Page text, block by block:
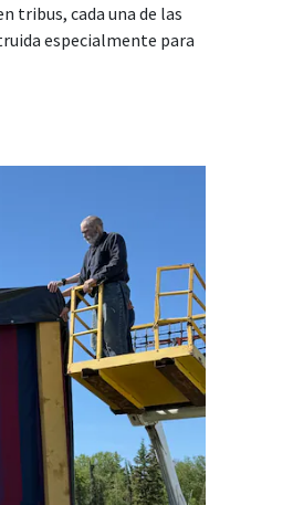
tribus, cada una de las
especialmente para